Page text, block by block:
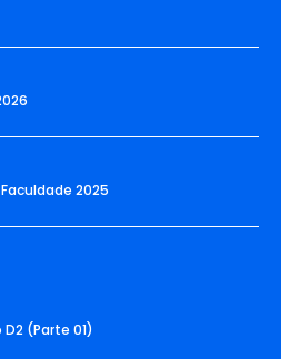
2025
(Parte 01)